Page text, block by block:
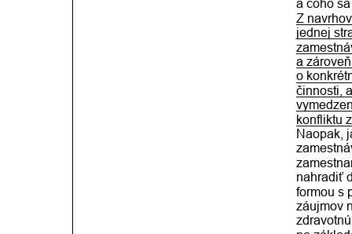
a čoho
Z
jednej
a
o
činnosti,
konfliktu
Naopak,
nahradiť
formou s
záujmov